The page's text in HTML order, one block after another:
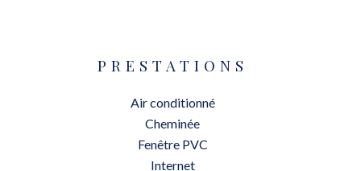
PRESTATIONS
Air conditionné
Cheminée
Fenêtre PVC
Internet